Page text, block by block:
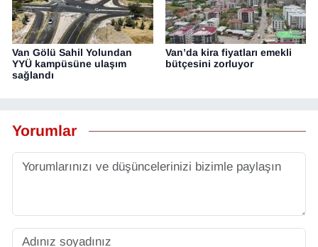
Van Gölü Sahil Yolundan
YYÜ kampüsüne ulaşım
sağlandı
Van’da kira fiyatları emekli
bütçesini zorluyor
Yorumlar